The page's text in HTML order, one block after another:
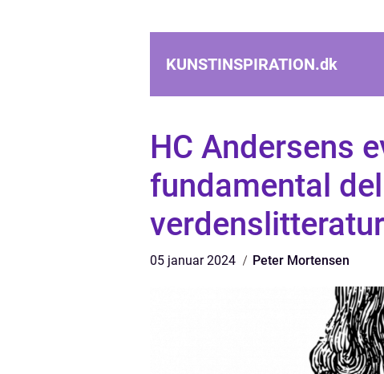
KUNSTINSPIRATION.dk
HC Andersens
fundamental
05 januar 2024 Peter Mortensen